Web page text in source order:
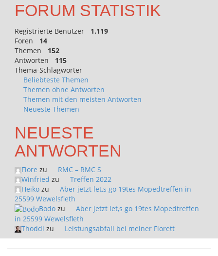
FORUM STATISTIK
Registrierte Benutzer
1.119
Foren
14
Themen
152
Antworten
115
Thema-Schlagwörter
Beliebteste Themen
Themen ohne Antworten
Themen mit den meisten Antworten
Neueste Themen
NEUESTE
ANTWORTEN
Flore zu
RMC – RMC S
Winfried zu
Treffen 2022
Heiko zu
Aber jetzt let,s go 19tes Mopedtreffen in
25599 Wewelsfleth
Bodo zu
Aber jetzt let,s go 19tes Mopedtreffen
in 25599 Wewelsfleth
Thoddi zu Leistungsabfall bei meiner Florett